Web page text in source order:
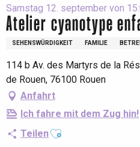
Samstag 12. september von
Atelier cyanotype
SEHENSWÜRDIGKEIT FAMILIE
114 b Av. des Martyrs de la
de Rouen, 76100 Rouen
Anfahrt
Ich fahre mit dem Zug hin!
TeilenAjouter aux favoris